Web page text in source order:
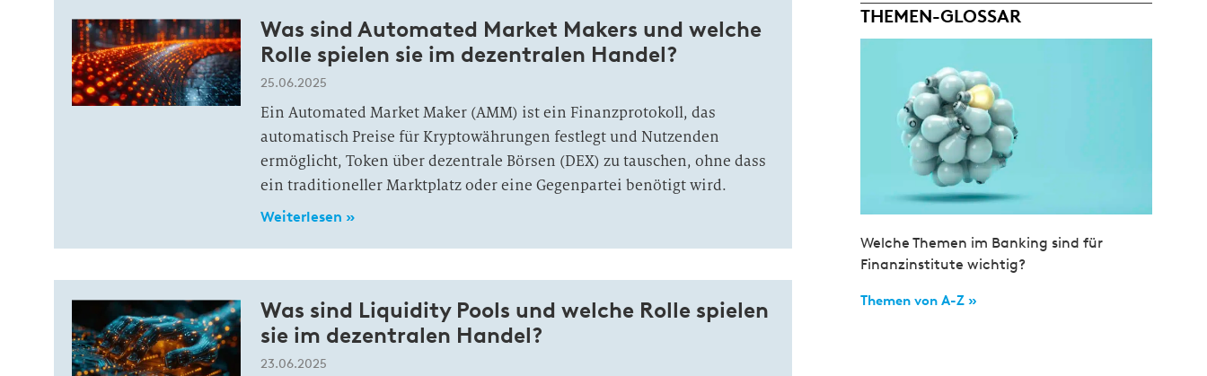
Was sind Automated Market Makers und welche
Rolle spielen sie im dezentralen Handel?
25.06.2025
Ein Automated Market Maker (AMM) ist ein Finanzprotokoll, das
automatisch Preise für Kryptowährungen festlegt und Nutzenden
ermöglicht, Token über dezentrale Börsen (DEX) zu tauschen, ohne dass
ein traditioneller Marktplatz oder eine Gegenpartei benötigt wird.
Weiterlesen »
Was sind Liquidity Pools und welche Rolle spielen
sie im dezentralen Handel?
23.06.2025
THEMEN-GLOSSAR
Welche Themen im Banking sind für
Finanzinstitute wichtig?
Themen von A-Z »